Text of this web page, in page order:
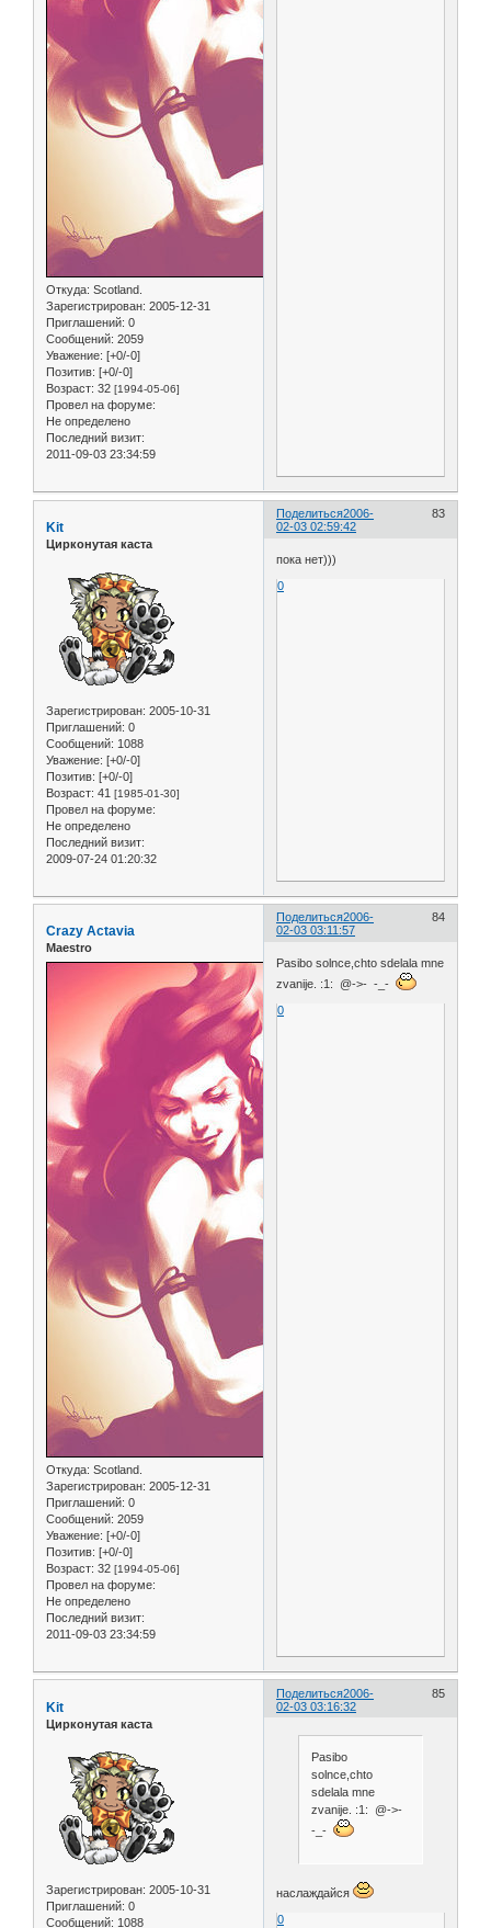
Откуда: Scotland.
Зарегистрирован: 2005-12-31
Приглашений: 0
Сообщений: 2059
Уважение: [+0/-0]
Позитив: [+0/-0]
Возраст: 32 [1994-05-06]
Провел на форуме:
Не определено
Последний визит:
2011-09-03 23:34:59
Поделиться 83
2006-
02-03 02:59:42
Kit
Цирконутая каста
Зарегистрирован: 2005-10-31
Приглашений: 0
Сообщений: 1088
Уважение: [+0/-0]
Позитив: [+0/-0]
Возраст: 41 [1985-01-30]
Провел на форуме:
Не определено
Последний визит:
2009-07-24 01:20:32
пока нет)))
0
Поделиться 84
2006-
02-03 03:11:57
Crazy Actavia
Maestro
Откуда: Scotland.
Зарегистрирован: 2005-12-31
Приглашений: 0
Сообщений: 2059
Уважение: [+0/-0]
Позитив: [+0/-0]
Возраст: 32 [1994-05-06]
Провел на форуме:
Не определено
Последний визит:
2011-09-03 23:34:59
Pasibo solnce,chto sdelala mne
zvanije. :1: @->- -_-
0
Поделиться 85
2006-
02-03 03:16:32
Kit
Цирконутая каста
Зарегистрирован: 2005-10-31
Приглашений: 0
Сообщений: 1088
Pasibo
solnce,chto
sdelala mne
zvanije. :1: @->-
-_-
наслаждайся
0